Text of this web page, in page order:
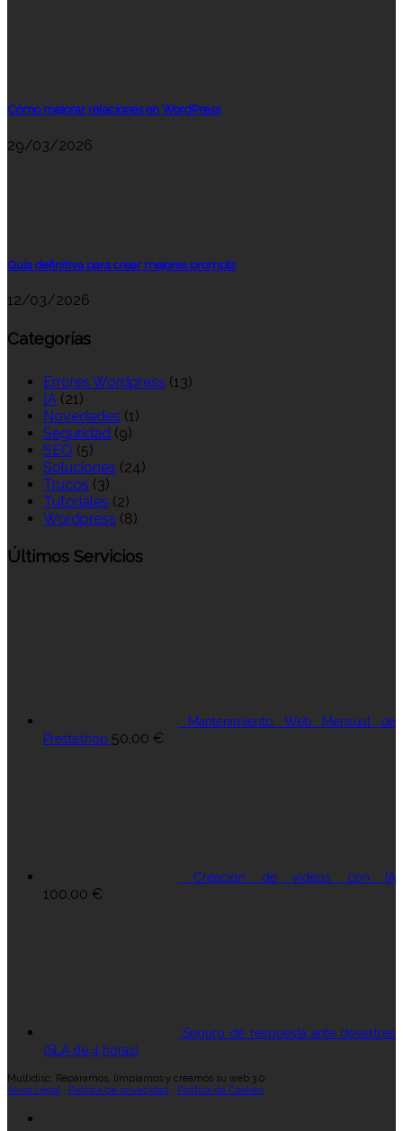
Cómo mejorar relaciones en WordPress
29/03/2026
Guía definitiva para crear mejores prompts
12/03/2026
Categorías
Errores Wordpress (13)
IA (21)
Novedades (1)
Seguridad (9)
SEO (5)
Soluciones (24)
Trucos (3)
Tutoriales (2)
Wordpress (8)
Últimos Servicios
Mantenimiento Web Mensual de
Prestashop 50,00 €
Creación de vídeos con IA
100,00 €
Seguro de respuesta ante desastres
(SLA de 4 horas)
Multidisc. Reparamos, limpiamos y creamos su web 3.0
Aviso Legal· Política de privacidad · Política de Cookies